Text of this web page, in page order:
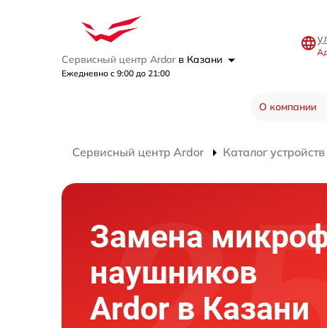
Сервисный центр Ardor в Казани
Ежедневно с 9:00 до 21:00
О компании
Сервисный центр Ardor Каталог устройств
Замена
наушников
Ardor в Казани